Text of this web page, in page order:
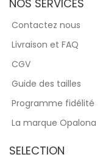
NOS SERVICES
Contactez nous
Livraison et FAQ
CGV
Guide des tailles
Programme fidélité
La marque Opalona
SELECTION